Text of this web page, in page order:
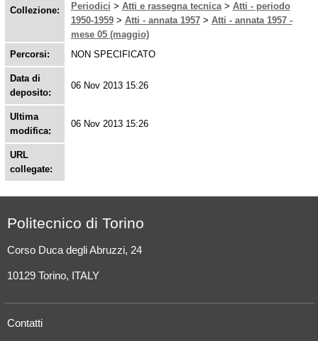
Collezione: Periodici > Atti e rassegna tecnica> Atti - periodo
1950-1959> Atti - annata 1957> Atti - annata 1957 -
mese 05 (maggio)
Percorsi:
NON SPECIFICATO
Data di
deposito:
06 Nov 2013 15:26
Ultima
modifica:
06 Nov 2013 15:26
URL
collegate:
Politecnico di Torino
Corso Duca degli Abruzzi, 24
10129 Torino, ITALY
Contatti